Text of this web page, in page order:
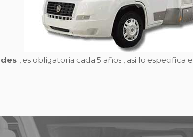
, es obligatoria cada 5 años , asi lo especifica el